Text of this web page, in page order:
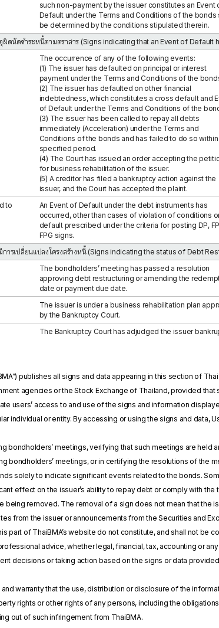
such non-payment by the issuer constitutes an Event
Default under the Terms and Conditions of the bonds
be determined by the conditions stipulated therein.
ตุผิดนัดชำระหนี้ตามตราสาร (Signs indicating that an Event of Default
The occurrence of any of the following events:
(1) The issuer has defaulted on principal or interest
payment under the Terms and Conditions of the
(2) The issuer has defaulted on other financial
indebtedness, which constitutes a cross default and
of Default under the Terms and Conditions of the
(3) The issuer has been called to repay all debts
immediately (Acceleration) under the Terms and
Conditions of the bonds and has failed to do so
specified period.
(4) The Court has issued an order accepting the
for business rehabilitation of the issuer.
(5) A creditor has filed a bankruptcy action against the
issuer, and the Court has accepted the plaint.
to
An Event of Default under the debt instruments has
occurred, other than cases of violation of conditions
default prescribed under the criteria for posting DP,
FPG signs.
การเปลี่ยนแปลงโครงสร้างหนี้ (Signs indicating the status of Debt
The bondholders’ meeting has passed a resolution
approving debt restructuring or amending the
date or payment due date.
The issuer is under a business rehabilitation plan
by the Bankruptcy Court.
The Bankruptcy Court has adjudged the issuer
publishes all signs and data appearing in this section of
agencies or the Stock Exchange of Thailand, provided
users’ access to and use of the signs and information
individual or entity. By accessing or using the signs and data,
bondholders’ meetings, verifying that such meetings are
bondholders’ meetings, or in certifying the resolutions of the
solely to indicate significant events related to the bonds.
effect on the issuer’s ability to repay debt or comply with
removed. The removal of a sign does not mean that the
from the issuer or announcements from the Securities and
part of ThaiBMA’s website do not constitute, and shall not be
advice, whether legal, financial, tax, accounting or
decisions or taking action based on the signs or data
warranty that the use, distribution or disclosure of the
rights or other rights of any persons, including the
out of such infringement from ThaiBMA.